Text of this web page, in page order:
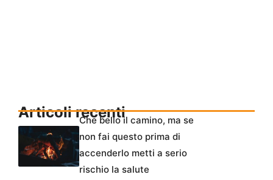
Articoli recentiChe bello il camino, ma se
non fai questo prima di
accenderlo metti a serio
rischio la salute